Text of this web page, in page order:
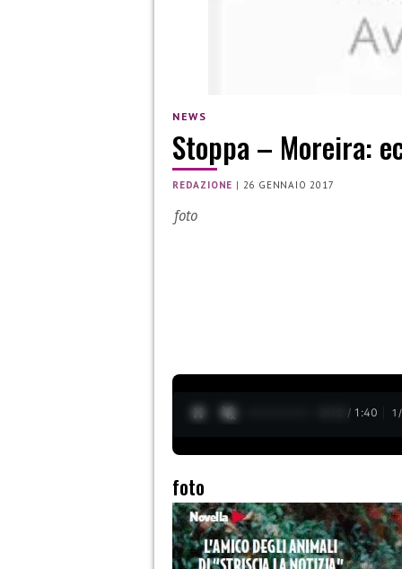
NEWS
Stoppa – Moreira:
REDAZIONE | 26 GENNAIO 2017
foto
0:13 / 1:40 1 /
foto